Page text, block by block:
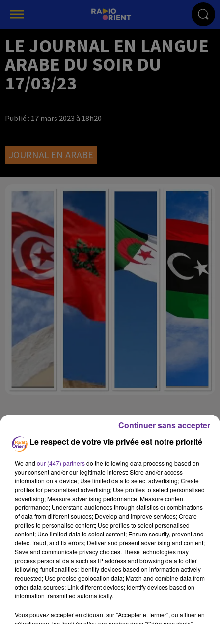
LE JOURNAL EN LANGUE
ARABE DU SOIR DU
17/03/23
Publié : 17 mars 2023 à 18h20
JOURNAL EN ARABE
Tunisie Marocc
17 mars 2023 - 17 min 14 sec
LE JOURNAL EN LANGUE ARABE DU SOIR DU
17/03/23
LB
JOURNAL EN LANGUE ARABE
مجلس الامن يهدد بالعقوبات كل من يعرقل عملية الانتقال
السياسي في ليبيا
الرئيس التونسي ينتقد ما اسماه تراخي لجنة الصلح الجزائي مع
Le respect de votre vie privée est notre priorité
We and our (447) partnersdo the following data processing based on
your consent and/or our legitimate interest: Store and/or access
information on a device; Use limited data to select advertising; Create
profiles for personalised advertising; Use profiles to select personalised
advertising; Measure advertising performance; Measure content
performance; Understand audiences through statistics or combinations
of data from different sources; Develop and improve services; Create
profiles to personalise content; Use profiles to select personalised
content; Use limited data to select content; Ensure security, prevent and
detect fraud, and fix errors; Deliver and present advertising and content;
Save and communicate privacy choices. These technologies may
process personal data such as IP address and browsing data to offer
following functionalities: Identify devices based on information actively
requested; Use precise geolocation data; Match and combine data from
other data sources; Link different devices; Identify devices based on
information transmitted automatically.
Vous pouvez accepter en cliquant sur "Accepter et fermer", ou affiner en
Continuer sans accepter